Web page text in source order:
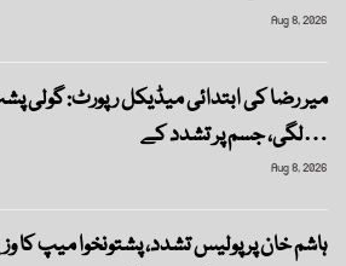
Aug 8, 2026
میر رضا کی ابتدائی میڈیکل رپورٹ: گولی
لگی، جسم پر تشدد کے…
Aug 8, 2026
ہاشم خان پر پولیس تشدد، پشتونخوا میپ کا